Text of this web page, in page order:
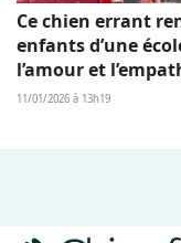
Ce chien errant
enfants d’une
l’amour et
11/01/2026 à 13h19